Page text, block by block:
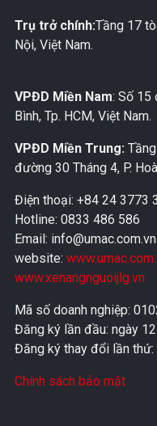
Trụ trở chính:Tầng 17
Nội, Việt Nam.
VPĐD Miền Nam: Số 15
Bình, Tp. HCM, Việt Nam.
VPĐD Miền Trung:
đường 30 Tháng 4, P.
Điện thoại: +84 24 3773
Hotline: 0833 486 586
Email: info@umac.com.vn
website:
www.xenangnguoijlg.vn
Mã số doanh nghiệp:
Đăng ký lần đầu: ngày
Đăng ký thay đổi lần
Chính sách bảo mật